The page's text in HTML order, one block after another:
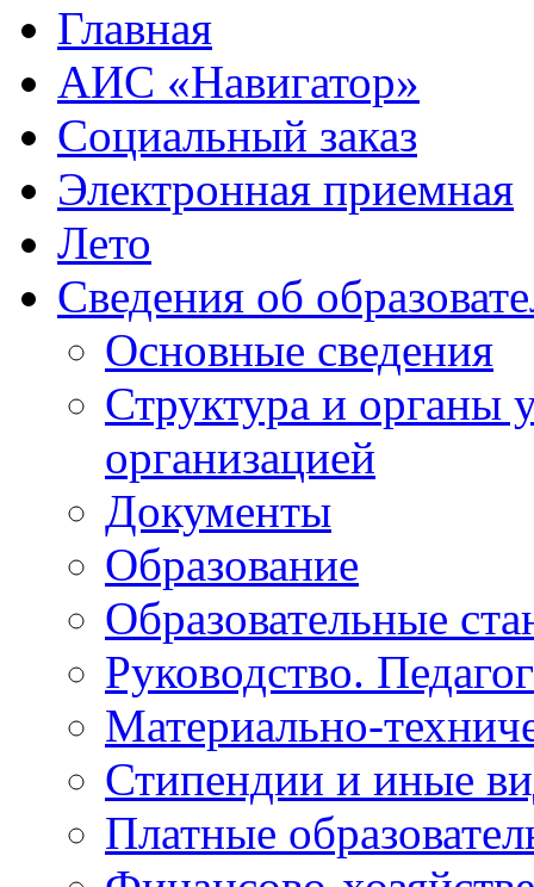
Главная
АИС «Навигатор»
Социальный заказ
Электронная приемная
Лето
Сведения об
Основные сведения
Структура и органы
организацией
Документы
Образование
Образовательные
Руководство.
Материально-
Стипендии и иные
Платные